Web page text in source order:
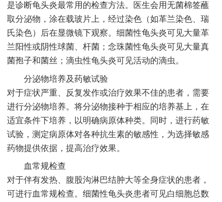
是诊断龟头炎最常用的检查方法。医生会用无菌棉签蘸
取分泌物，涂在载玻片上，经过染色（如革兰染色、瑞
氏染色）后在显微镜下观察。细菌性龟头炎可见大量革
兰阳性或阴性球菌、杆菌；念珠菌性龟头炎可见大量真
菌孢子和菌丝；滴虫性龟头炎可见活动的滴虫。
分泌物培养及药敏试验
对于症状严重、反复发作或治疗效果不佳的患者，需要
进行分泌物培养。将分泌物接种于相应的培养基上，在
适宜条件下培养，以明确病原体种类。同时，进行药敏
试验，测定病原体对各种抗生素的敏感性，为选择敏感
药物提供依据，提高治疗效果。
血常规检查
对于伴有发热、腹股沟淋巴结肿大等全身症状的患者，
可进行血常规检查。细菌性龟头炎患者可见白细胞总数